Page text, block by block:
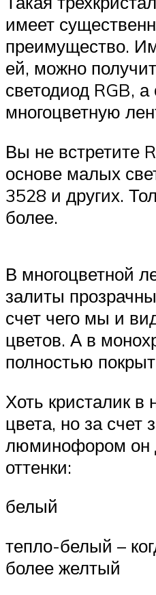
имеет
преимущество.
ей, можно
светодиод RGB, а
многоцветную
Вы не встретите
основе малых
3528 и других.
более.
В многоцветной
залиты
счет чего мы и
цветов. А в
полностью
Хоть кристалик в
цвета, но за счет
люминофором он
оттенки:
белый
тепло-белый –
более желтый